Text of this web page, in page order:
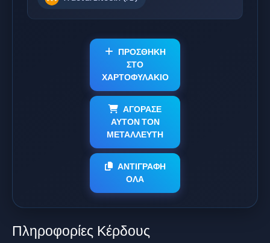
ΠΡΟΣΘΗΚΗ
ΣΤΟ
ΧΑΡΤΟΦΥΛΑΚΙΟ
ΑΓΟΡΑΣΕ
ΑΥΤΟΝ ΤΟΝ
ΜΕΤΑΛΛΕΥΤΗ
ΑΝΤΙΓΡΑΦΗ
ΟΛΑ
Πληροφορίες Κέρδους